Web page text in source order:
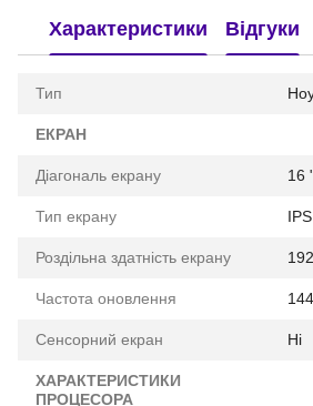
Характеристики Відгуки
Тип
ЕКРАН
Діагональ екрану 16
Тип екрану IPS
Роздільна здатність екрану
Частота оновлення
Сенсорний екран Ні
ХАРАКТЕРИСТИКИ
ПРОЦЕСОРА